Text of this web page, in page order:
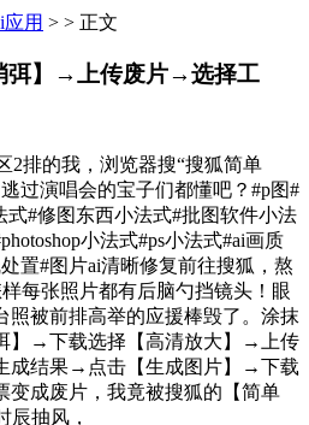
应用 > > 正文
弭】→上传废片→选择工​
的我，浏览器搜“搜狐简单
过演唱会的宝子们都懂吧？#p图#
式#修图东西小法式#批图软件小法
小法式#ps小法式#ai画质
置#图片ai清晰修复前往搜狐，熬
每张照片都有后脑勺挡镜头！眼
照被前排高举的应援棒毁了。涂抹
】→下载选择【高清放大】→上传
成结果→点击【生成图片】→下载
变成废片，我竟被搜狐的【简单
辰抽风，